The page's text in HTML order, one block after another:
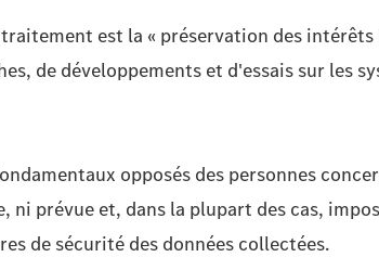
est la « préservation des
de développements et d'essais sur les
opposés des personnes
ni prévue et, dans la plupart des cas,
de sécurité des données collectées.